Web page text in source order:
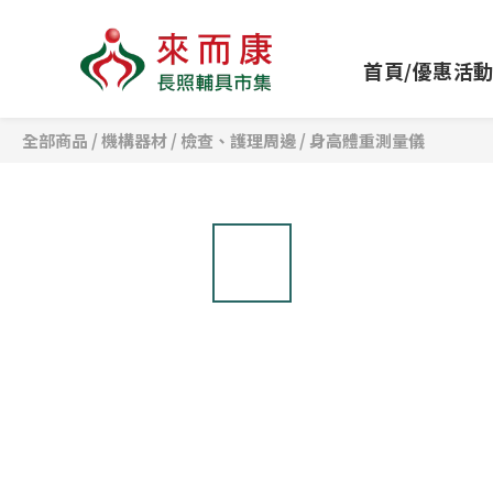
首頁/優惠活動
全部商品 /機構器材/檢查、護理周邊/身高體重測量儀